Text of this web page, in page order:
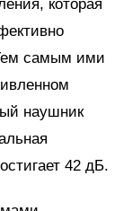
которая
самым ими
наушник
42 дБ.